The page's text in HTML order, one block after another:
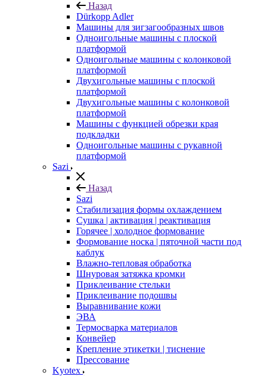
Назад
Dürkopp Adler
Машины для зигзагообразных швов
Одноигольные машины с плоской
платформой
Одноигольные машины с колонковой
платформой
Двухигольные машины с плоской
платформой
Двухигольные машины с колонковой
платформой
Машины с функцией обрезки края
подкладки
Одноигольные машины с рукавной
платформой
Sazi
Назад
Sazi
Стабилизация формы охлаждением
Сушка | активация | реактивация
Горячее | холодное формование
Формование носка | пяточной части под
каблук
Влажно-тепловая обработка
Шнуровая затяжка кромки
Приклеивание стельки
Приклеивание подошвы
Выравнивание кожи
ЭВА
Термосварка материалов
Конвейер
Крепление этикетки | тиснение
Прессование
Kyotex